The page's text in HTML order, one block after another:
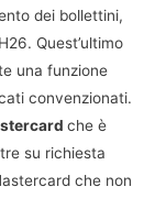
dei bollettini,
Quest’ultimo
una funzione
convenzionati.
che è
su richiesta
che non